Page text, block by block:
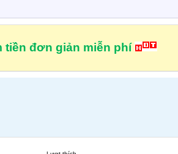
tiền đơn giản miễn phí